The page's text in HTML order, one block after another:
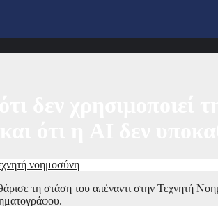
νοημοσύνη
τη στάση του απέναντι στην Τεχνητή